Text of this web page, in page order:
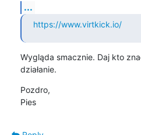
...
https://www.virtkick.io/
Wygląda smacznie. Daj kto
działanie.
Pozdro,
Pies